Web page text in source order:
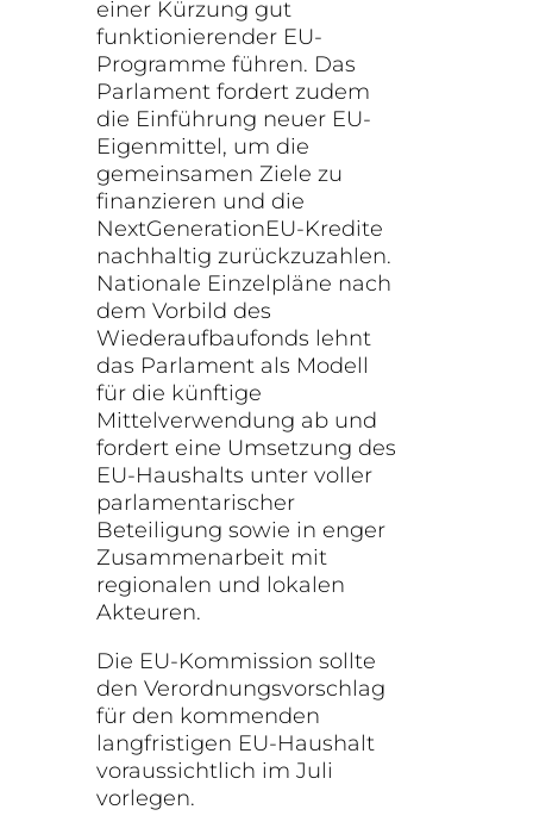
einer Kürzung gut
funktionierender EU-
Programme führen. Das
Parlament fordert zudem
die Einführung neuer EU-
Eigenmittel, um die
gemeinsamen Ziele zu
finanzieren und die
NextGenerationEU-Kredite
nachhaltig zurückzuzahlen.
Nationale Einzelpläne nach
dem Vorbild des
Wiederaufbaufonds lehnt
das Parlament als Modell
für die künftige
Mittelverwendung ab und
fordert eine Umsetzung des
EU-Haushalts unter voller
parlamentarischer
Beteiligung sowie in enger
Zusammenarbeit mit
regionalen und lokalen
Akteuren.
Die EU-Kommission sollte
den Verordnungsvorschlag
für den kommenden
langfristigen EU-Haushalt
voraussichtlich im Juli
vorlegen.